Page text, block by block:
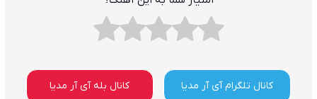
کانال تلگرام آی آر مدیا کانال بله آی آر مدیا